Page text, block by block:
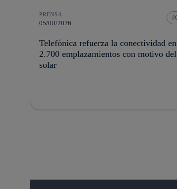
PRENSA
05/08/2026
Telefónica refuerza la conectividad
2.700 emplazamientos con motivo
solar